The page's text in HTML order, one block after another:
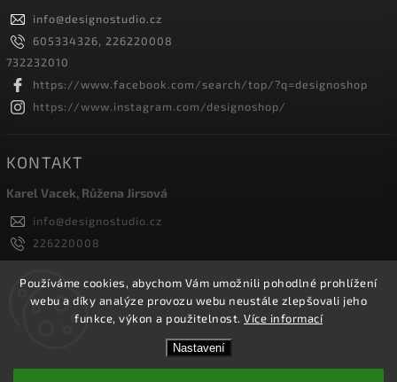
Používáme cookies, abychom Vám umožnili pohodlné prohlížení
webu a díky analýze provozu webu neustále zlepšovali jeho
funkce, výkon a použitelnost. Více informací
Nastavení
info@designostudio.cz
605334326, 226220008
732232010
https://www.facebook.com/search/top/?q=designoshop
https://www.instagram.com/designoshop/
KONTAKT
Karel Vacek, Růžena Jirsová
info@designostudio.cz
226220008
605334326, 732232010
Designoshop
designoshop
Designoshop. Všechna práva vyhrazena.